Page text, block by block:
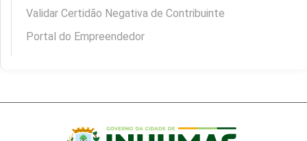
Validar Certidão Negativa de Contribuinte
Portal do Empreendedor